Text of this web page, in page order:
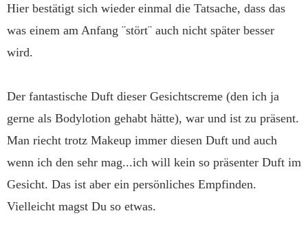
Hier bestätigt sich wieder einmal die Tatsache, dass das
was einem am Anfang ¨stört¨ auch nicht später besser
wird.
Der fantastische Duft dieser Gesichtscreme (den ich ja
gerne als Bodylotion gehabt hätte), war und ist zu präsent.
Man riecht trotz Makeup immer diesen Duft und auch
wenn ich den sehr mag...ich will kein so präsenter Duft im
Gesicht. Das ist aber ein persönliches Empfinden.
Vielleicht magst Du so etwas.